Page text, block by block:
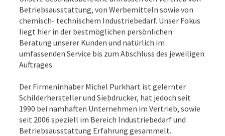
Betriebsausstattung, von Werbemitteln sowie von
chemisch- technischem Industriebedarf. Unser Fokus
liegt hier in der bestmöglichen persönlichen
Beratung unserer Kunden und natürlich im
umfassenden Service bis zum Abschluss des jeweiligen
Auftrages.
Der Firmeninhaber Michel Purkhart ist gelernter
Schilderhersteller und Siebdrucker, hat jedoch seit
1990 bei namhaften Unternehmen im Vertrieb, sowie
seit 2006 speziell im Bereich Industriebedarf und
Betriebsausstattung Erfahrung gesammelt.